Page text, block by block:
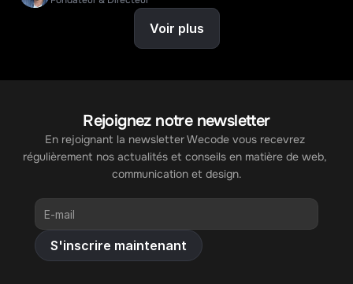
Voir plus
Rejoignez notre newsletter
En rejoignant la newsletter Wecode vous recevrez
régulièrement nos actualités et conseils en matière de web,
communication et design.
S'inscrire maintenant